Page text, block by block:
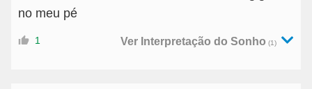
no meu pé
1 Ver Interpretação do Sonho (1)